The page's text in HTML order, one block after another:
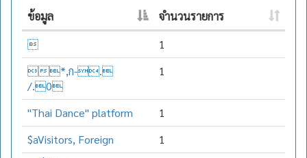
ข้อมูล
จำนวนรายการ

1
*,ก-.
/.0
1
"Thai Dance" platform
1
$aVisitors, Foreign
1